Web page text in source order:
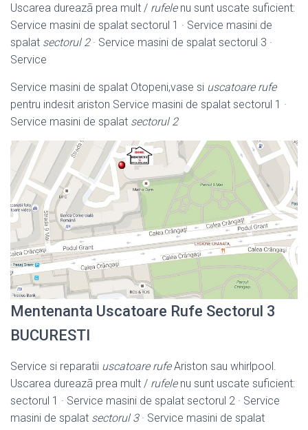
Uscarea dureazã prea mult / rufelenu sunt uscate suficient:
Service masini de spalat sectorul 1 · Service masini de
spalat sectorul 2· Service masini de spalat sectorul 3 ·
Service
Service masini de spalat Otopeni,vase si uscatoare rufe
pentru indesit ariston Service masini de spalat sectorul 1 ·
Service masini de spalat sectorul 2
Mentenanta Uscatoare Rufe Sectorul 3
BUCURESTI
Service si reparatii uscatoare rufeAriston sau whirlpool.
Uscarea dureazã prea mult / rufelenu sunt uscate suficient:
sectorul 1 · Service masini de spalat sectorul 2 · Service
masini de spalat sectorul 3· Service masini de spalat